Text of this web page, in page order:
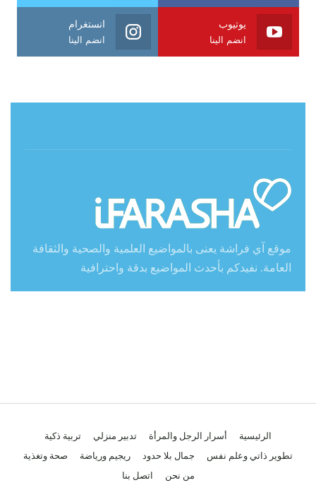
يوتيوب
انضم الينا
انستغرام
انضم الينا
موقع آي فراشة يعنى بالمواضيع العلمية والصحية والثقافة
العامة. نفيدكم بأحدث المواضيع بدقة واحترافية
الرئيسية أسرار الرجل والمرأة تدبير منزلي
تربية ذكية
تطوير ذاتي وعلم نفس
جمال بلا حدود ريجيم ورياضة
صحة وتغذية
من نحن
اتصل بنا